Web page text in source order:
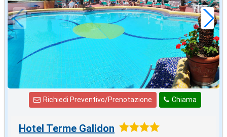
a notte
Chiama
Richiedi Preventivo/Prenotazione
Hotel Terme Galidon